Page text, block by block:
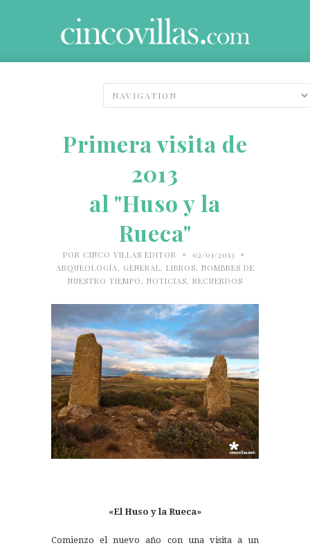
Primera visita de
2013
al "Huso y la
Rueca"
POR CINCO VILLAS EDITOR • 02/01/2013 •
ARQUEOLOGÍA , GENERAL, LIBROS, NOMBRES DE
NUESTRO TIEMPO , NOTICIAS, RECUERDOS
«El Huso y la Rueca»
Comienzo el nuevo año con una visita a un